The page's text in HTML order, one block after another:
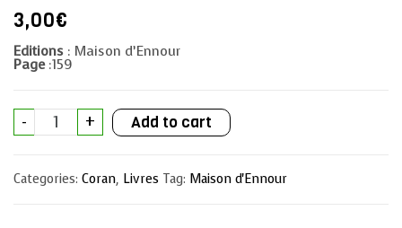
3,00€
Editions : Maison d’Ennour
Page:159
- Le
Saint
Coran
(francais-
+ Add to cart
Categories: Coran, Livres Tag: Maison d'Ennour